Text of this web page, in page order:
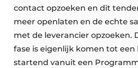
contact opzoeken en dit
meer openlaten en de echte
met de leverancier opzoeken.
fase is eigenlijk komen tot een
startend vanuit een